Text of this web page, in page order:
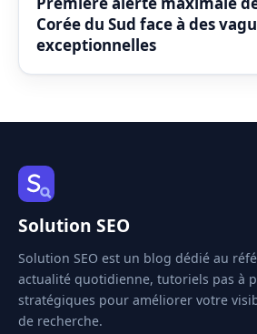
Corée du Sud face à des
exceptionnelles
Solution SEO
Solution SEO est un blog dédié au
actualité quotidienne, tutoriels pas à
stratégiques pour améliorer votre
de recherche.